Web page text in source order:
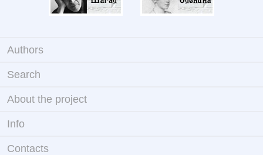
Authors
Search
About the project
Info
Contacts